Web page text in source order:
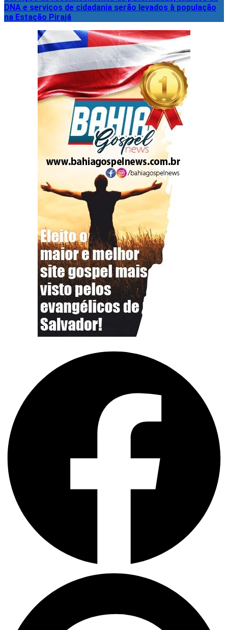
DNA e serviços de cidadania serão levados à população
na Estação Pirajá